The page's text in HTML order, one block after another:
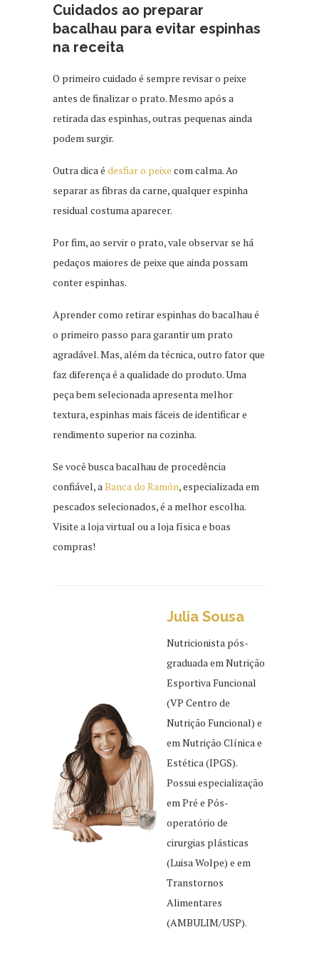
Cuidados ao preparar
bacalhau para evitar espinhas
na receita
O primeiro cuidado é sempre revisar o peixe
antes de finalizar o prato. Mesmo após a
retirada das espinhas, outras pequenas ainda
podem surgir.
Outra dica é desfiar o peixe com calma. Ao
separar as fibras da carne, qualquer espinha
residual costuma aparecer.
Por fim, ao servir o prato, vale observar se há
pedaços maiores de peixe que ainda possam
conter espinhas.
Aprender como retirar espinhas do bacalhau é
o primeiro passo para garantir um prato
agradável. Mas, além da técnica, outro fator que
faz diferença é a qualidade do produto. Uma
peça bem selecionada apresenta melhor
textura, espinhas mais fáceis de identificar e
rendimento superior na cozinha.
Se você busca bacalhau de procedência
confiável, aBanca do Ramón, especializada em
pescados selecionados, é a melhor escolha.
Visite a loja virtual ou a loja física e boas
compras!
Julia Sousa
Nutricionista pós-
graduada em Nutrição
Esportiva Funcional
(VP Centro de
Nutrição Funcional) e
em Nutrição Clínica e
Estética (IPGS).
Possui especialização
em Pré e Pós-
operatório de
cirurgias plásticas
(Luisa Wolpe) e em
Transtornos
Alimentares
(AMBULIM/USP).